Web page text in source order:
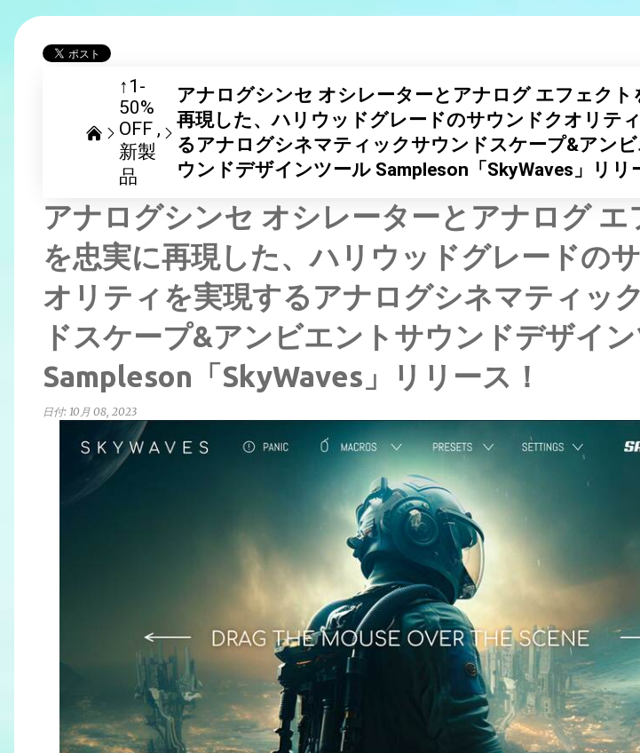
↑1-
50%
OFF
新製
品
アナログシンセ オシレーターとアナログ エフェクト
再現した、ハリウッドグレードのサウンドクオリテ
るアナログシネマティックサウンドスケープ&アン
ウンドデザインツール Sampleson「SkyWaves」リリ
アナログシンセ オシレーターとアナログ エ
を忠実に再現した、ハリウッドグレードの
オリティを実現するアナログシネマティッ
ドスケープ&アンビエントサウンドデザイ
Sampleson「SkyWaves」リリース！
日付: 10月 08, 2023